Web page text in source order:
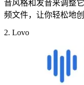
音风格和发音来调整
频文件，让你轻松地创
2. Lovo